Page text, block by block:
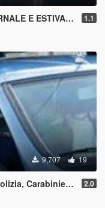
(Cappello & Basco) 1.1
9,707 19
di finanza) - LSPDFR 2.0